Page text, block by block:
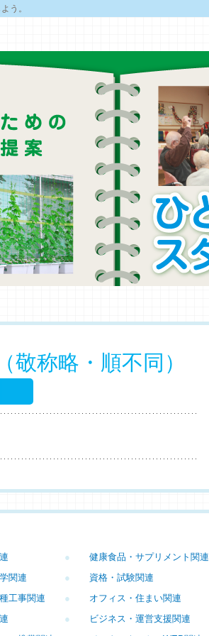
う。
敬称略・順不同）
健康食品・サプリメント関連
●
関連 資格・試験関連
●
工事関連 オフィス・住まい関連
●
ビジネス・運営支援関連
●